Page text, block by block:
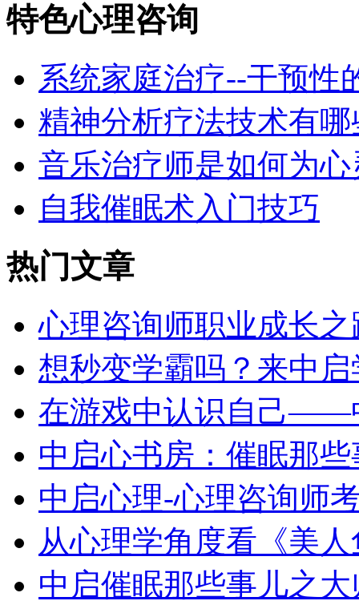
特色心理咨询
系统家庭治疗--干预性
精神分析疗法技术有哪
音乐治疗师是如何为
自我催眠术入门技巧
热门文章
心理咨询师职业成长
想秒变学霸吗？来中
在游戏中认识自己——
中启心书房：催眠那
中启心理-心理咨询师
从心理学角度看《美
中启催眠那些事儿之